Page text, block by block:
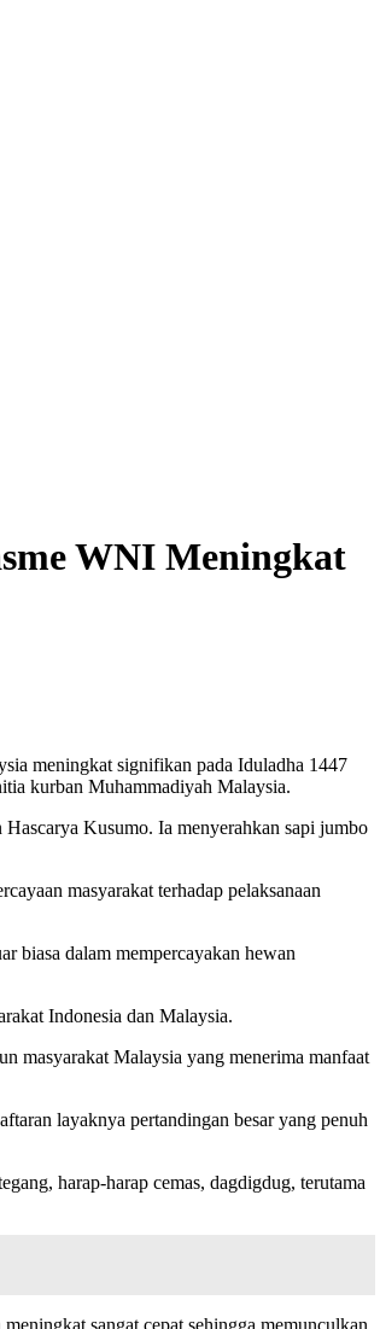
WNI Meningkat
meningkat signifikan pada Iduladha 1447
kurban Muhammadiyah Malaysia.
Kusumo. Ia menyerahkan sapi jumbo
masyarakat terhadap pelaksanaan
biasa dalam mempercayakan hewan
Indonesia dan Malaysia.
masyarakat Malaysia yang menerima manfaat
layaknya pertandingan besar yang penuh
harap-harap cemas, dagdigdug, terutama